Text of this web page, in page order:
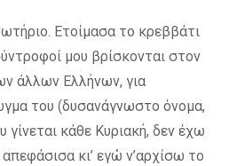
Ετοίμασα το κρεββάτι
μου βρίσκονται στον
άλλων Ελλήνων, για
του (δυσανάγνωστο όνομα,
κάθε Κυριακή, δεν έχω
απεφάσισα κι’ εγώ ν’αρχίσω το